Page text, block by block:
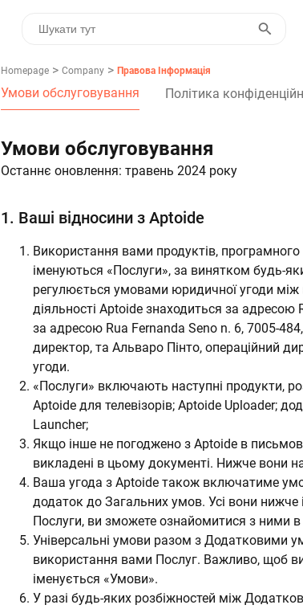
Homepage > Company > Правова Інформація
Умови обслуговування Політика
Умови обслуговування
Останнє оновлення: травень 2024 року
1. Ваші відносини з Aptoide
Використання вами продуктів,
іменуються «Послуги», за винятком будь-
регулюється умовами юридичної угоди між
діяльності Aptoide знаходиться за адресою
за адресою Rua Fernanda Seno n. 6, 7005-
директор, та Альваро Пінто, операційний
угоди.
«Послуги» включають наступні продукти,
Aptoide для телевізорів; Aptoide Uploader;
Launcher;
Якщо інше не погоджено з Aptoide в
викладені в цьому документі. Нижче вони
Ваша угода з Aptoide також включатиме
додаток до Загальних умов. Усі вони
Послуги, ви зможете ознайомитися з ними в
Універсальні умови разом з
використання вами Послуг. Важливо, щоб
іменується «Умови».
У разі будь-яких розбіжностей між